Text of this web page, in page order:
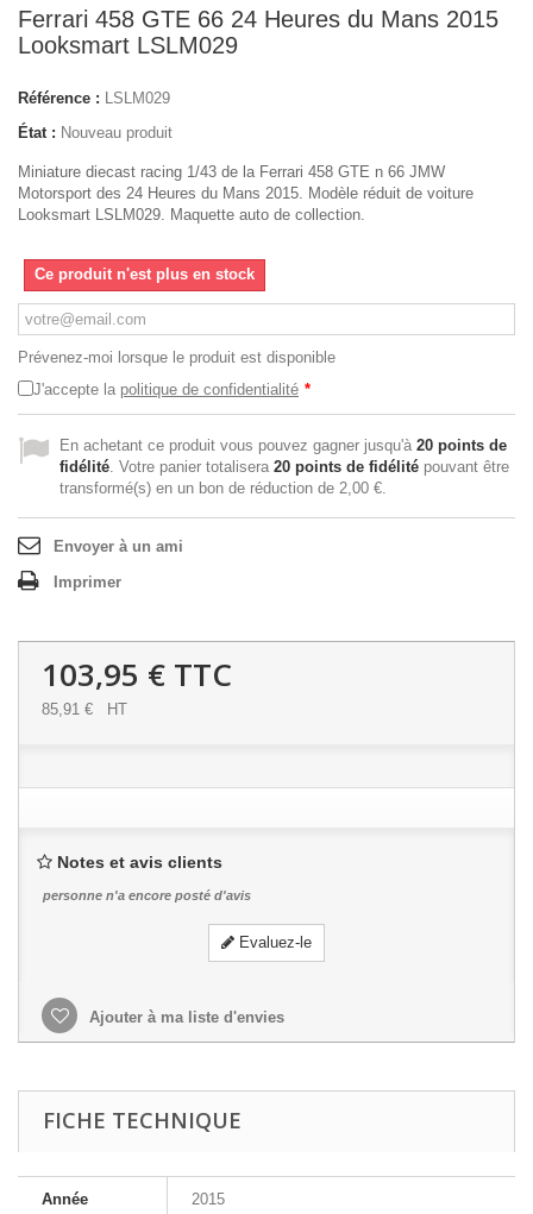
Ferrari 458 GTE 66 24 Heures du Mans 2015
Looksmart LSLM029
Référence : LSLM029
État : Nouveau produit
Miniature diecast racing 1/43 de la Ferrari 458 GTE n 66 JMW
Motorsport des 24 Heures du Mans 2015. Modèle réduit de voiture
Looksmart LSLM029. Maquette auto de collection.
Ce produit n'est plus en stock
Prévenez-moi lorsque le produit est disponible
J'accepte la politique de confidentialité *
En achetant ce produit vous pouvez gagner jusqu'à 20 points de
fidélité. Votre panier totalisera 20 points de fidélité pouvant être
transformé(s) en un bon de réduction de 2,00 €.
Envoyer à un ami
Imprimer
103,95 € TTC
85,91 € HT
Notes et avis clients
personne n'a encore posté d'avis
Evaluez-le
Ajouter à ma liste d'envies
FICHE TECHNIQUE
Année 2015